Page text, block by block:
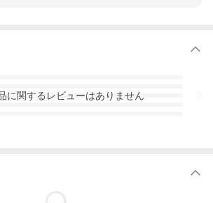
に関するレビューはありません